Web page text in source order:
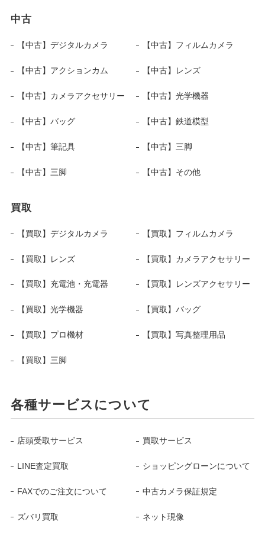
中古
【中古】デジタルカメラ 【中古】フィルムカメラ
【中古】アクションカム 【中古】レンズ
【中古】カメラアクセサリー 【中古】光学機器
【中古】バッグ 【中古】鉄道模型
【中古】筆記具 【中古】三脚
【中古】三脚 【中古】その他
買取
【買取】デジタルカメラ 【買取】フィルムカメラ
【買取】レンズ 【買取】カメラアクセサリー
【買取】充電池・充電器 【買取】レンズアクセサリー
【買取】光学機器 【買取】バッグ
【買取】プロ機材 【買取】写真整理用品
【買取】三脚
各種サービスについて
店頭受取サービス 買取サービス
LINE査定買取 ショッピングローンについて
FAXでのご注文について 中古カメラ保証規定
ズバリ買取 ネット現像